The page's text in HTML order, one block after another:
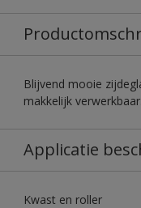
Blijvend mooie
makkelijk verwerkbaar.
Applicatie
Kwast en roller